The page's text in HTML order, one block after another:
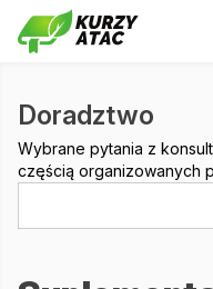
Doradztwo
Wybrane pytania z
częścią organizowanych